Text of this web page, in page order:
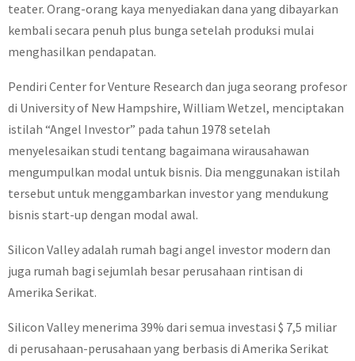
teater. Orang-orang kaya menyediakan dana yang dibayarkan
kembali secara penuh plus bunga setelah produksi mulai
menghasilkan pendapatan.
Pendiri Center for Venture Research dan juga seorang profesor
di University of New Hampshire, William Wetzel, menciptakan
istilah “Angel Investor” pada tahun 1978 setelah
menyelesaikan studi tentang bagaimana wirausahawan
mengumpulkan modal untuk bisnis. Dia menggunakan istilah
tersebut untuk menggambarkan investor yang mendukung
bisnis start-up dengan modal awal.
Silicon Valley adalah rumah bagi angel investor modern dan
juga rumah bagi sejumlah besar perusahaan rintisan di
Amerika Serikat.
Silicon Valley menerima 39% dari semua investasi $ 7,5 miliar
di perusahaan-perusahaan yang berbasis di Amerika Serikat